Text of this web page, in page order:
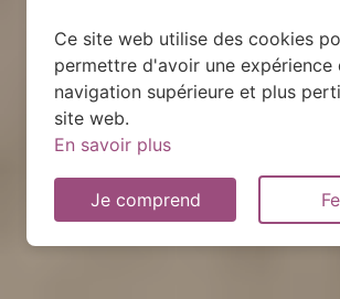
Ce site web utilise des cookies
permettre d'avoir une expérience
navigation supérieure et plus
site web.
En savoir plus
Je comprend